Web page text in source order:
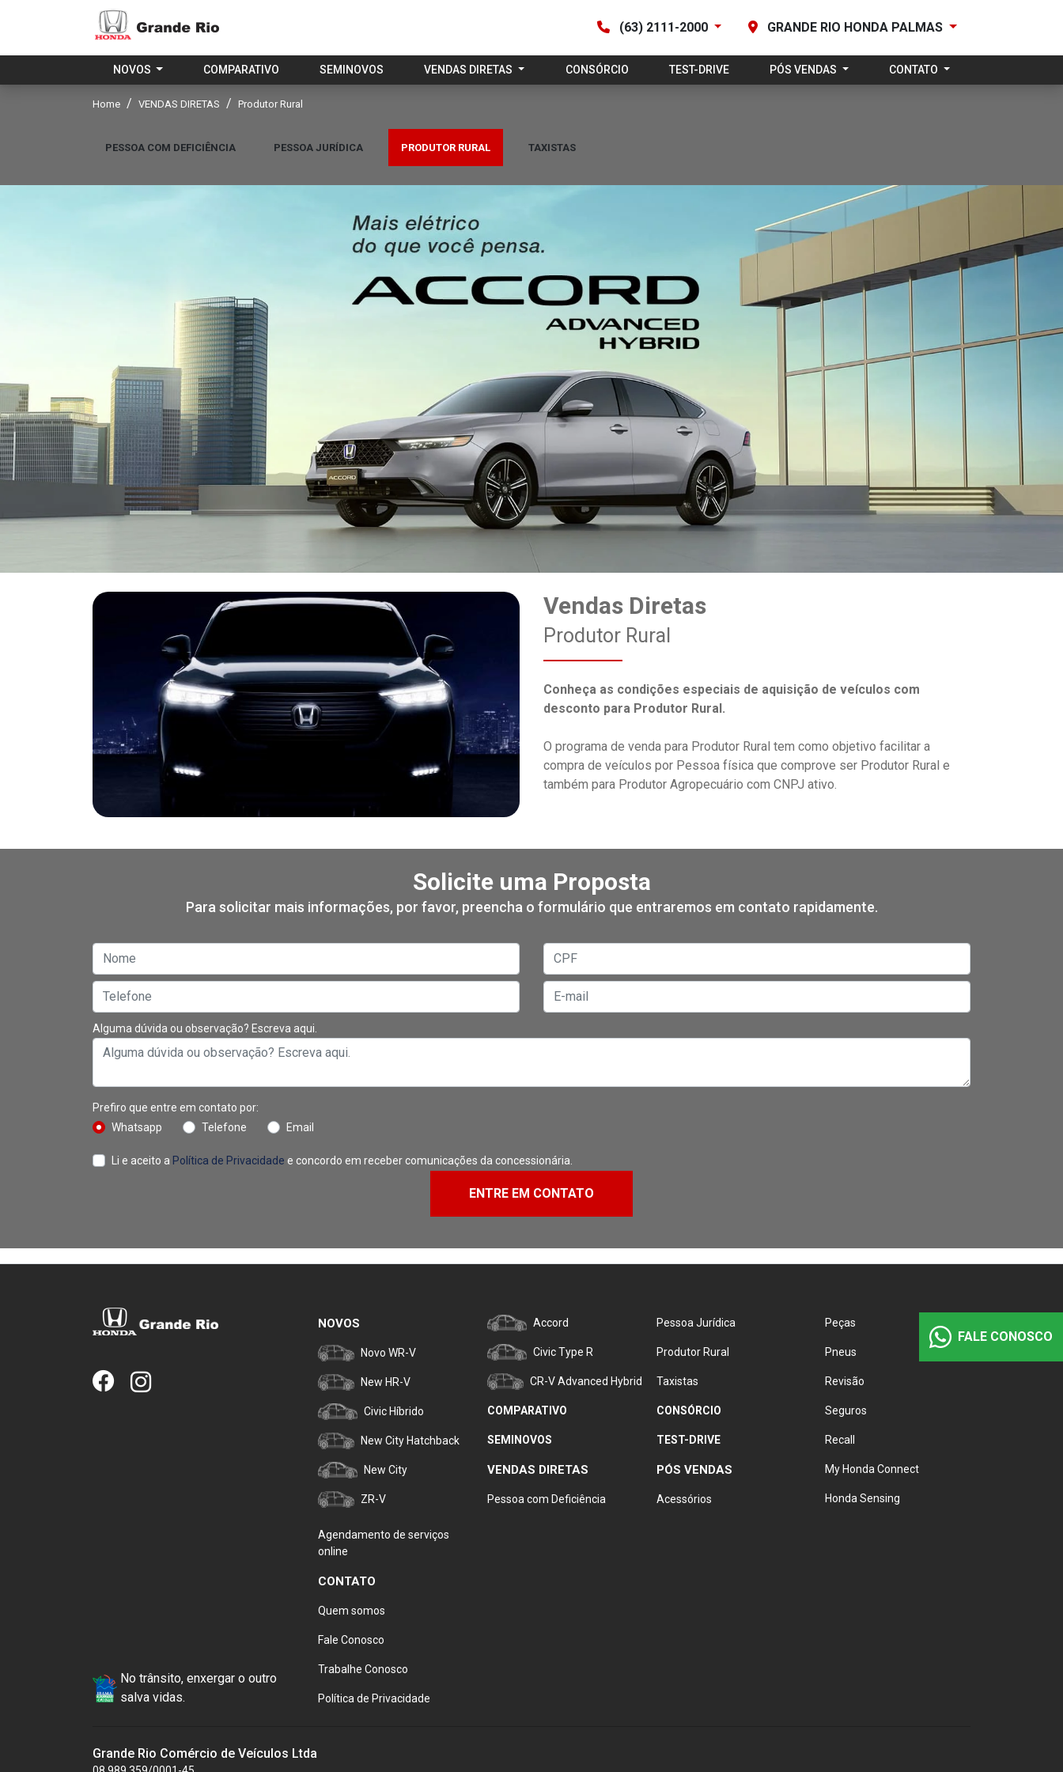
(63) 2111-2000 GRANDE RIO HONDA PALMAS
NOVOS COMPARATIVO SEMINOVOS VENDAS DIRETAS CONSÓRCIO TEST-DRIVE PÓS VENDAS CONTATO
Home VENDAS DIRETAS Produtor Rural
PESSOA COM DEFICIÊNCIA PESSOA JURÍDICA PRODUTOR RURAL TAXISTAS
Vendas Diretas
Produtor Rural
Conheça as condições especiais de aquisição de veículos com
desconto para Produtor Rural.
O programa de venda para Produtor Rural tem como objetivo facilitar a
compra de veículos por Pessoa física que comprove ser Produtor Rural e
também para Produtor Agropecuário com CNPJ ativo.
Solicite uma Proposta
Para solicitar mais informações, por favor, preencha o formulário que entraremos em contato rapidamente.
Alguma dúvida ou observação? Escreva aqui.
Prefiro que entre em contato por:
Whatsapp
Telefone Email
Li e aceito a Política de Privacidade e concordo em receber comunicações da concessionária.
ENTRE EM CONTATO
No trânsito, enxergar o outro
salva vidas.
NOVOS
Novo WR-V
New HR-V
Civic Híbrido
New City Hatchback
New City
ZR-V
Accord
Civic Type R
CR-V Advanced Hybrid
COMPARATIVO
SEMINOVOS
VENDAS DIRETAS
Pessoa com Deficiência
Pessoa Jurídica
Produtor Rural
Taxistas
CONSÓRCIO
TEST-DRIVE
PÓS VENDAS
Acessórios
Peças
Pneus
Revisão
Seguros
Recall
My Honda Connect
Honda Sensing
Agendamento de serviços
online
CONTATO
Quem somos
Fale Conosco
Trabalhe Conosco
Política de Privacidade
Grande Rio Comércio de Veículos Ltda
FALE CONOSCO